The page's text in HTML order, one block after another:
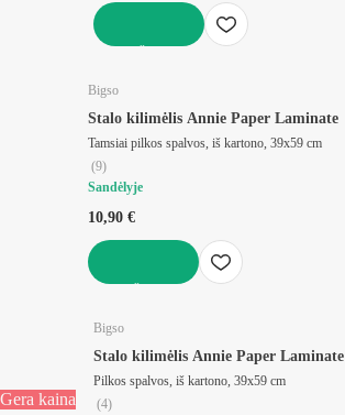
Bigso
Stalo kilimėlis Annie Paper Laminate
Tamsiai pilkos spalvos, iš kartono, 39x59 cm
(9)
Sandėlyje
10,90 €
Gera kaina
Bigso
Stalo kilimėlis Annie Paper Laminate
Pilkos spalvos, iš kartono, 39x59 cm
(4)